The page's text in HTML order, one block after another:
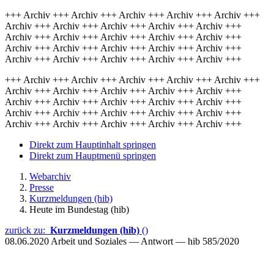
+++ Archiv +++ Archiv +++ Archiv +++ Archiv +++ Archiv +++
Archiv +++ Archiv +++ Archiv +++ Archiv +++ Archiv +++
Archiv +++ Archiv +++ Archiv +++ Archiv +++ Archiv +++
Archiv +++ Archiv +++ Archiv +++ Archiv +++ Archiv +++
Archiv +++ Archiv +++ Archiv +++ Archiv +++ Archiv +++
+++ Archiv +++ Archiv +++ Archiv +++ Archiv +++ Archiv +++
Archiv +++ Archiv +++ Archiv +++ Archiv +++ Archiv +++
Archiv +++ Archiv +++ Archiv +++ Archiv +++ Archiv +++
Archiv +++ Archiv +++ Archiv +++ Archiv +++ Archiv +++
Archiv +++ Archiv +++ Archiv +++ Archiv +++ Archiv +++
Direkt zum Hauptinhalt springen
Direkt zum Hauptmenü springen
Webarchiv
Presse
Kurzmeldungen (hib)
Heute im Bundestag (hib)
zurück zu: Kurzmeldungen (hib) ()
08.06.2020 Arbeit und Soziales — Antwort — hib 585/2020